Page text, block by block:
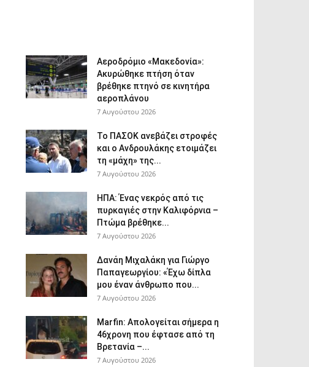
Αεροδρόμιο «Μακεδονία»:
Ακυρώθηκε πτήση όταν
βρέθηκε πτηνό σε κινητήρα
αεροπλάνου
7 Αυγούστου 2026
Το ΠΑΣΟΚ ανεβάζει στροφές
και ο Ανδρουλάκης ετοιμάζει
τη «μάχη» της...
7 Αυγούστου 2026
ΗΠΑ: Ένας νεκρός από τις
πυρκαγιές στην Καλιφόρνια –
Πτώμα βρέθηκε...
7 Αυγούστου 2026
Δανάη Μιχαλάκη για Γιώργο
Παπαγεωργίου: «Έχω δίπλα
μου έναν άνθρωπο που...
7 Αυγούστου 2026
Marfin: Απολογείται σήμερα η
46χρονη που έφτασε από τη
Βρετανία –...
7 Αυγούστου 2026